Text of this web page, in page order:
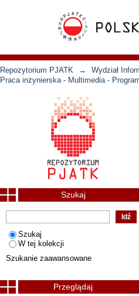
Repozytorium PJATK →
Wydział
Praca inżynierska - Multimedia -
Szukaj
Szukaj
W tej kolekcji
Szukanie zaawansowane
Przeglądaj